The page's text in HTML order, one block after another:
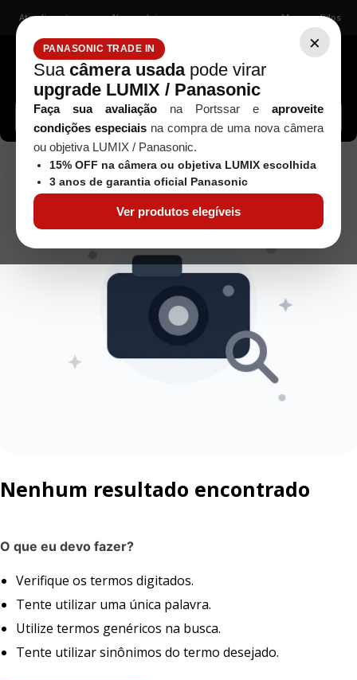
×
PANASONIC TRADE IN
Sua câmera usadapode virar
upgrade LUMIX / Panasonic
Faça sua avaliação na Portssar e aproveite
condições especiaisna compra de uma nova câmera
ou objetiva LUMIX / Panasonic.
15% OFF na câmera ou objetiva LUMIX escolhida
3 anos de garantia oficial Panasonic
Ver produtos elegíveis
Atendimento Nossas lojas Meus pedidos
Buscar câmeras, lentes, acessórios...
objetiva-canon-ef-50-mm--f-2-5-compact-macro---usada
Nenhum resultado encontrado
O que eu devo fazer?
Verifique os termos digitados.
Tente utilizar uma única palavra.
Utilize termos genéricos na busca.
Tente utilizar sinônimos do termo desejado.